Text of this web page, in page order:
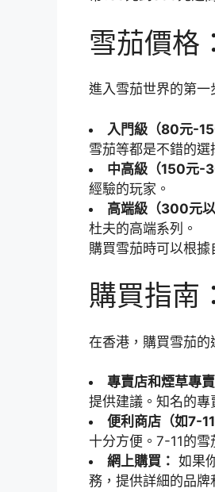
雪茄價格
進入雪茄世界的第一
入門級（80元-
雪茄等都是不錯的選
中高級（150元-
經驗的玩家。
高端級（300元以
杜夫的高端系列。
購買雪茄時可以根據
購買指南
在香港，購買雪茄的
專賣店和煙草專
提供建議。知名的專
便利商店（如7-
十分方便。7-11的雪
網上購買： 如果
務，提供詳細的品牌